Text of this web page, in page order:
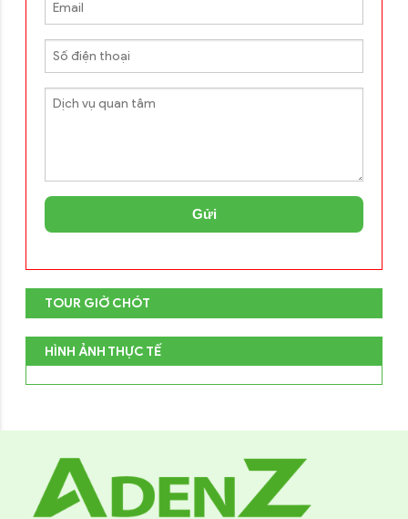
Gửi
TOUR GIỜ CHÓT
HÌNH ẢNH THỰC TẾ